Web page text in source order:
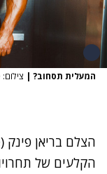
המעלית תסחוב? | צילום: Brian Finke